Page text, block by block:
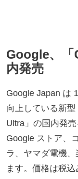
Google、
内発売
Google Japan は
向上している新
Ultra」の国内発
Google ストア、
ラ、ヤマダ電機
ます。価格は税込